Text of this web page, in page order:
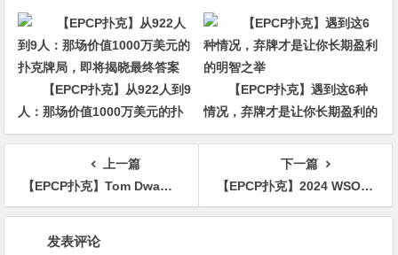
就赢走1000万刀！
都打不过了
【EPCP扑克】从922人到9
人：那场价值1000万美元的扑
克牌局，即将揭晓最终答案
【EPCP扑克】遇到这6种
情况，弃牌才是让你长期盈利的
明智之举
上一篇
【EPCP扑克】Tom Dwan在HCL百万美元赛首日损失7位数大POT
下一篇
【EPCP扑克】2024 WSOP | 尹宇周获揭幕赛季军 Jose Garcia赛事#2夺冠 华人Pete Chen领跑赛事#5 Day1a
发表评论